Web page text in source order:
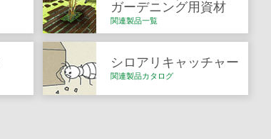
ガーデニング用資材
関連製品一覧
シロアリキャッチャー
関連製品カタログ